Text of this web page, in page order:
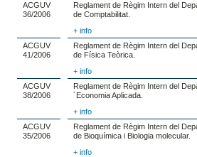
ACGUV
36/2006
Reglament de Règim Intern del
de Comptabilitat.
+ info
ACGUV
41/2006
Reglament de Règim Intern del
de Física Teòrica.
+ info
ACGUV
38/2006
Reglament de Règim Intern del
´Economia Aplicada.
+ info
ACGUV
35/2006
Reglament de Règim Intern del
de Bioquímica i Biologia molecular.
+ info